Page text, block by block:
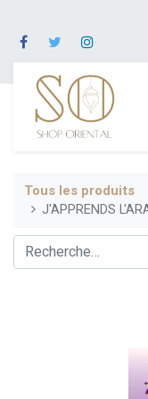
Tous les produits
J'APPRENDS